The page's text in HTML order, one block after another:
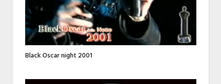
Black Oscar night 2001